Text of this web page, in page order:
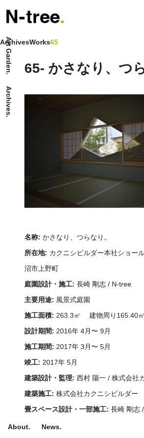
Art Garden.
Archives.
About. News.
65- Mountain
28th Anniversary
ArchivesWorks65
65- かさなり、つ
名称: かさなり、つらなり。
所在地: カクニシビルダー本社ショー
沼市上野町
庭園設計・施工: 長崎 剛志 / N-tree
主要用途: 風景式庭園
施工面積: 263.3㎡ 建物周り165.40
設計期間: 2016年 4月〜 9月
施工期間: 2017年 3月〜 5月
竣工: 2017年 5月
建築設計・監理: 西村 陽一 / 株式会社
建築施工: 株式会社カクニシビルダー
畳スペース設計・一部施工: 長崎 剛志
監修:
株式会社カクニシビルダー